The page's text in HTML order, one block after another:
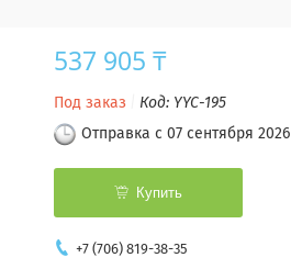
537 905 ₸
Под заказ Код: YYC-195
Отправка с 07 сентября 2026
Купить
+7 (706) 819-38-35